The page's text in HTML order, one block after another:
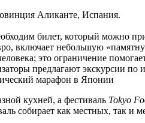
Аликанте, Испания.
билет, который можно
включает небольшую
это ограничение
предлагают экскурсии по
марафон в Японии
кухней, а фестиваль Tokyo
собирает как местных, так и